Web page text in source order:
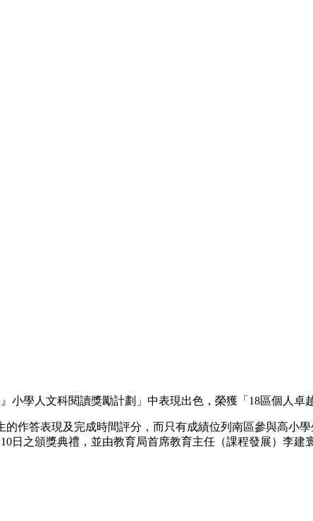
學人文科閱讀獎勵計劃」中表現出色，榮獲「18區個人卓
作答表現及完成時間評分，而只有成績位列南區參與高小
之頒獎典禮，並由教育局首席教育主任（課程發展）李建